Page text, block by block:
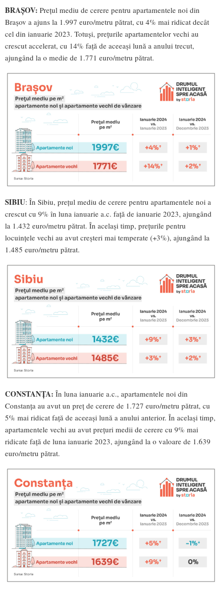
BRAȘOV: Prețul mediu de cerere pentru apartamentele noi din
Brașov a ajuns la 1.997 euro/metru pătrat, cu 4% mai ridicat decât
cel din ianuarie 2023. Totuși, prețurile apartamentelor vechi au
crescut accelerat, cu 14% față de aceeași lună a anului trecut,
ajungând la o medie de 1.771 euro/metru pătrat.
SIBIU: În Sibiu, prețul mediu de cerere pentru apartamentele noi a
crescut cu 9% în luna ianuarie a.c. față de ianuarie 2023, ajungând
la 1.432 euro/metru pătrat. În același timp, prețurile pentru
locuințele vechi au avut creșteri mai temperate (+3%), ajungând la
1.485 euro/metru pătrat.
CONSTANȚA: În luna ianuarie a.c., apartamentele noi din
Constanța au avut un preț de cerere de 1.727 euro/metru pătrat, cu
5% mai ridicat față de aceeași lună a anului anterior. În același timp,
apartamentele vechi au avut prețuri medii de cerere cu 9% mai
ridicate față de luna ianuarie 2023, ajungând la o valoare de 1.639
euro/metru pătrat.